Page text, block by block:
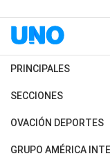
PRINCIPALES
Últimas Noticias
Política
SECCIONES
Horóscopo
Motores
OVACIÓN DEPORTES
Fútbol
GRUPO AMÉRICA